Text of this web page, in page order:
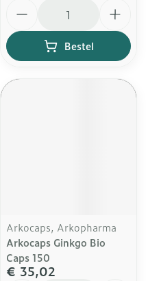
Bestel
Arkocaps, Arkopharma
Arkocaps Ginkgo Bio
Caps 150
€ 35,02